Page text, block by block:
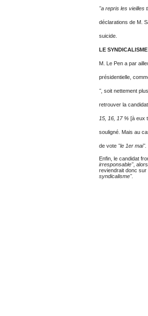
"a repris les vieilles
déclarations de M.
suicide.
LE
M. Le Pen a par
présidentielle,
", soit nettement
retrouver la
15, 16, 17 % [à eux
souligné. Mais au
de vote "le 1er mai".
Enfin, le candidat
irresponsable",
reviendrait donc sur
syndicalisme".